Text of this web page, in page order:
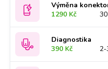
Výměna
1290 Kč
Diagnostika
390 Kč
2-